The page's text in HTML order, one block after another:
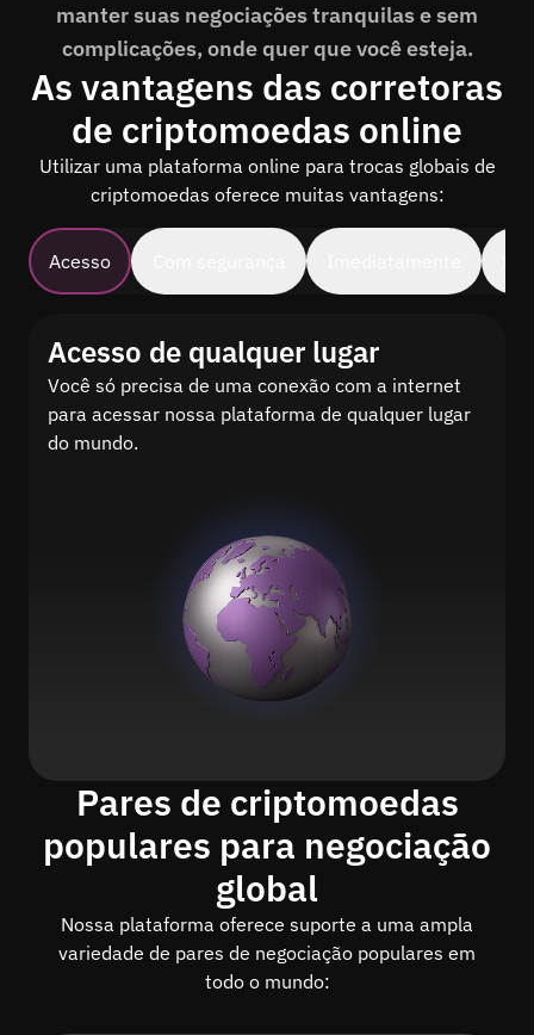
manter suas negociações tranquilas e sem
complicações, onde quer que você esteja.
As vantagens das corretoras
de criptomoedas online
Utilizar uma plataforma online para trocas globais de
criptomoedas oferece muitas vantagens:
Acesso
Acesso de qualquer lugar
Você só precisa de uma conexão com a internet
para acessar nossa plataforma de qualquer lugar
do mundo.
Pares de criptomoedas
populares para negociação
global
Nossa plataforma oferece suporte a uma ampla
variedade de pares de negociação populares em
todo o mundo: